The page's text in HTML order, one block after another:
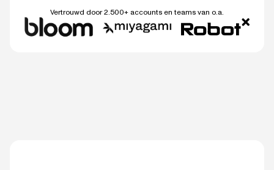
Vertrouwd door 2.500+ accounts en teams van o.a.